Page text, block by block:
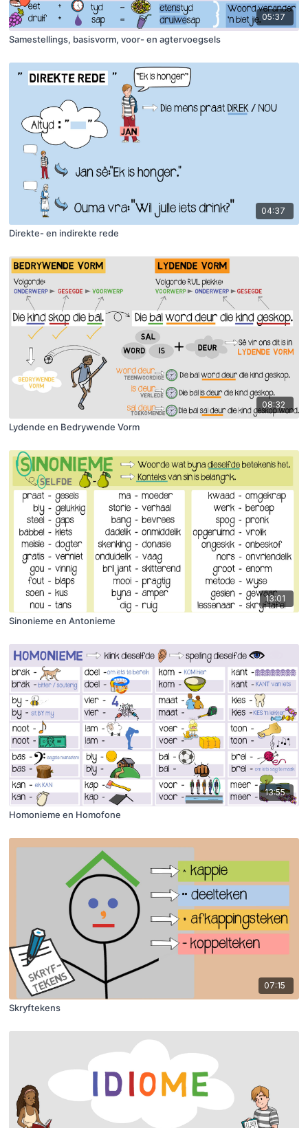
05:37
Samestellings, basisvorm, voor- en agtervoegsels
04:37
Direkte- en indirekte rede
08:32
Lydende en Bedrywende Vorm
13:01
Sinonieme en Antonieme
13:55
Homonieme en Homofone
07:15
Skryftekens